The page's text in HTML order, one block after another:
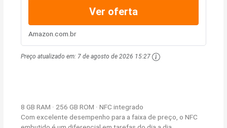
Ver oferta
Amazon.com.br
Preço atualizado em: 7 de agosto de 2026 15:27
8 GB RAM · 256 GB ROM · NFC integrado
Com excelente desempenho para a faixa de preço, o NFC